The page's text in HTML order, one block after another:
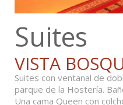
Suites
VISTA
Suites con ventanal de
parque de la Hostería.
Una cama Queen con